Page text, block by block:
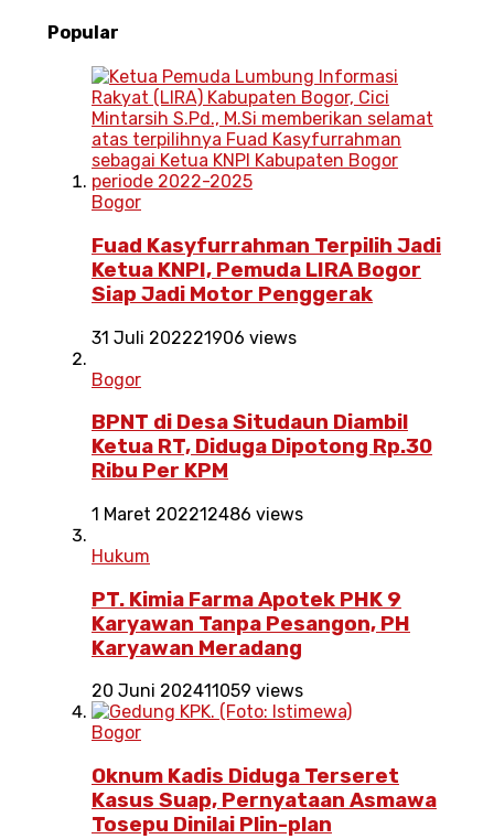
Popular
Bogor
Fuad Kasyfurrahman Terpilih Jadi
Ketua KNPI, Pemuda LIRA Bogor
Siap Jadi Motor Penggerak
31 Juli 202221906 views
Bogor
BPNT di Desa Situdaun Diambil
Ketua RT, Diduga Dipotong Rp.30
Ribu Per KPM
1 Maret 202212486 views
Hukum
PT. Kimia Farma Apotek PHK 9
Karyawan Tanpa Pesangon, PH
Karyawan Meradang
20 Juni 202411059 views
Bogor
Oknum Kadis Diduga Terseret
Kasus Suap, Pernyataan Asmawa
Tosepu Dinilai Plin-plan